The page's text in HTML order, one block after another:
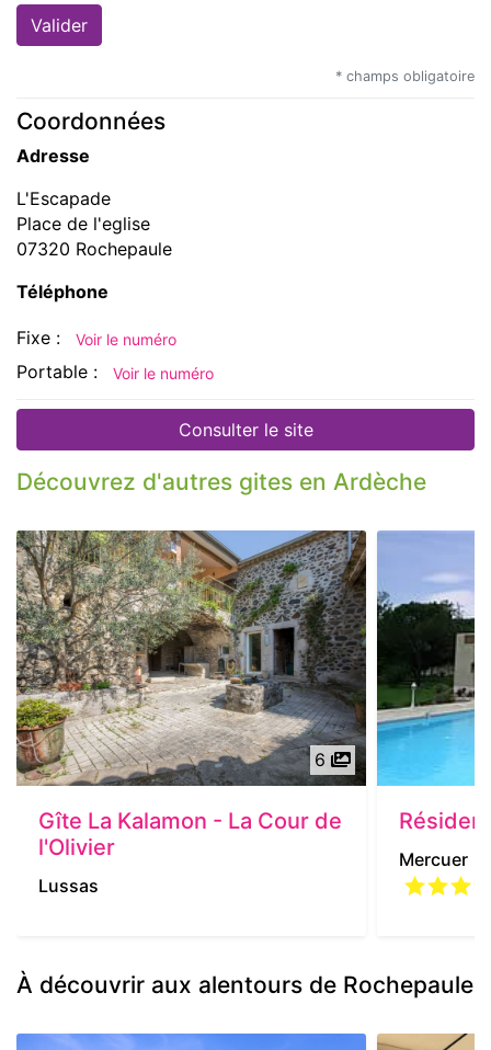
* champs obligatoire
Coordonnées
Adresse
L'Escapade
Place de l'eglise
07320 Rochepaule
Téléphone
Fixe : Voir le numéro
Portable : Voir le numéro
Consulter le site
Découvrez d'autres gites en Ardèche
6
Gîte La Kalamon - La Cour de
l'Olivier
Lussas
Mercuer
À découvrir aux alentours de Rochepaule